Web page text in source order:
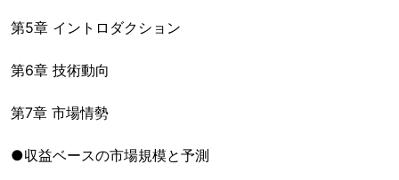
第5章 イントロダクション
第6章 技術動向
第7章 市場情勢
●収益ベースの市場規模と予測